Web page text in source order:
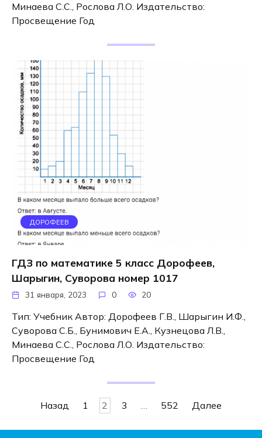
Минаева С.С., Рослова Л.О. Издательство:
Просвещение Год
ДОРОФЕЕВ
ГДЗ по математике 5 класс Дорофеев,
Шарыгин, Суворова номер 1017
31 января, 2023 0 20
Тип: Учебник Автор: Дорофеев Г.В., Шарыгин И.Ф.,
Суворова С.Б., Бунимович Е.А., Кузнецова Л.В.,
Минаева С.С., Рослова Л.О. Издательство:
Просвещение Год
Навигация
записям
Назад 1 2 3 … 552 Далее